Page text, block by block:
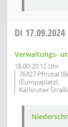
DI 17.09.2024
Verwaltungs-
18:00-20:12 Uhr
76327 Pfinztal
(Europaplatz),
Karlsruher